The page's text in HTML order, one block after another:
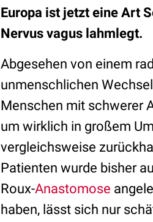
Europa ist jetzt eine Art
Nervus vagus lahmlegt.
Abgesehen von einem
unmenschlichen
Menschen mit schwerer
um wirklich in großem
vergleichsweise
Patienten wurde bisher
Roux-Anastomose
haben, lässt sich nur